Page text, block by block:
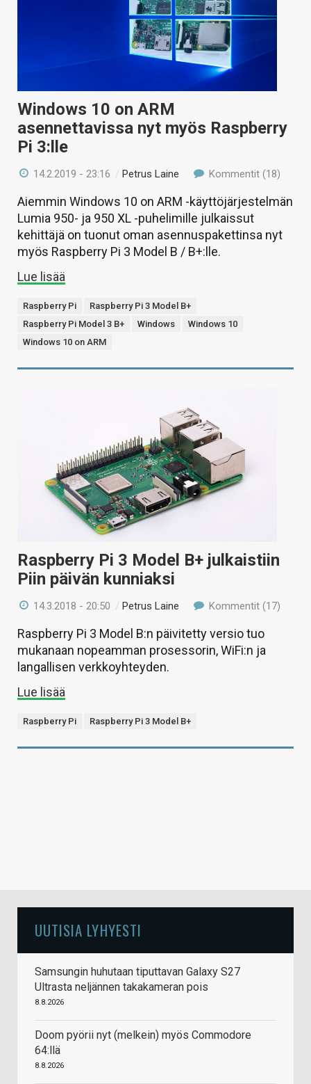
HAKU
Windows 10 on ARM
asennettavissa nyt myös Raspberry
Pi 3:lle
14.2.2019 - 23:16 /Petrus Laine Kommentit (18)
Aiemmin Windows 10 on ARM -käyttöjärjestelmän
Lumia 950- ja 950 XL -puhelimille julkaissut
kehittäjä on tuonut oman asennuspakettinsa nyt
myös Raspberry Pi 3 Model B / B+:lle.
Lue lisää
Raspberry Pi
Raspberry Pi 3 Model B+
Raspberry Pi Model 3 B+
Windows
Windows 10
Windows 10 on ARM
Raspberry Pi 3 Model B+ julkaistiin
Piin päivän kunniaksi
14.3.2018 - 20:50 /Petrus Laine Kommentit (17)
Raspberry Pi 3 Model B:n päivitetty versio tuo
mukanaan nopeamman prosessorin, WiFi:n ja
langallisen verkkoyhteyden.
Lue lisää
Raspberry Pi Raspberry Pi 3 Model B+
UUTISIA LYHYESTI
Samsungin huhutaan tiputtavan Galaxy S27
Ultrasta neljännen takakameran pois
8.8.2026
Doom pyörii nyt (melkein) myös Commodore
64:llä
8.8.2026